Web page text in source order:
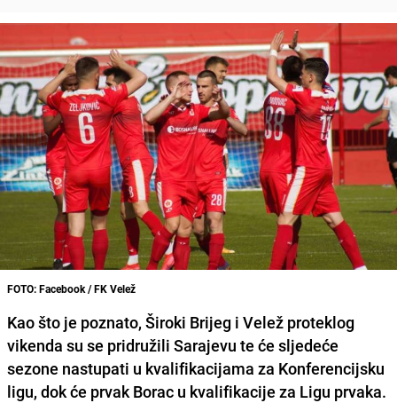
FOTO: Facebook / FK Velež
Kao što je poznato, Široki Brijeg i Velež proteklog
vikenda su se pridružili Sarajevu te će sljedeće
sezone nastupati u kvalifikacijama za Konferencijsku
ligu, dok će prvak Borac u kvalifikacije za Ligu prvaka.